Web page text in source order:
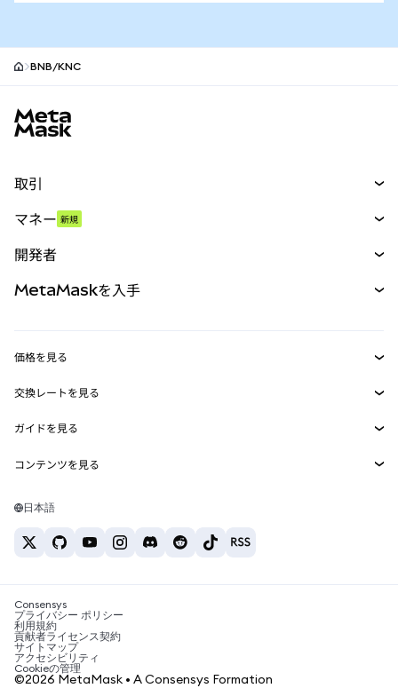
BNB/KNC
取引
パーペチュアル
RWA
マネー 新規
開発者
MetaMask Connect
Snaps
Web3サービス
MetaMaskを入手
セキュリティ
サポート
キャリア
お問い合わせ
価格を見る
イーサリアムの価格
Solanaの価格
Tetherの価格
交換レートを見る
ETH→USD
USDT→INR
BTC→INR
ETH→USDT
ガイドを見る
ETHの購入
USDTの購入
SHIBの購入
BNBの購入
コンテンツを見る
Solanaウォレット
税制関連ニュース
暗号資産の購入方法は？
ビットコインを売るには？
日本語
Consensys
プライバシー ポリシー
利用規約
貢献者ライセンス契約
サイトマップ
アクセシビリティ
Cookieの管理
©2026 MetaMask • A Consensys Formation